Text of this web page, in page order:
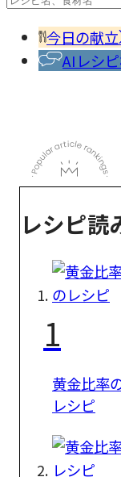
今日の献立
AIレシ
レシピ読
1
黄金比率
レシピ